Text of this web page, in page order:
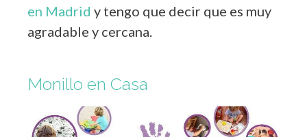
en Madrid y tengo que decir que es muy
agradable y cercana.
Monillo en Casa